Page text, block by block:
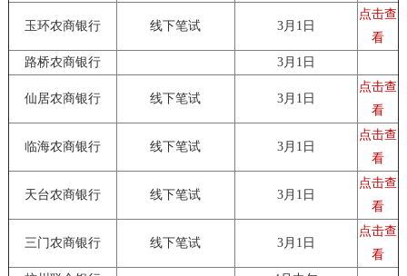
玉环农商银行 线下笔试 3月1日
点击查
看
路桥农商银行
3月1日
仙居农商银行 线下笔试 3月1日
点击查
看
临海农商银行 线下笔试 3月1日
点击查
看
天台农商银行 线下笔试 3月1日
点击查
看
三门农商银行 线下笔试 3月1日
点击查
看